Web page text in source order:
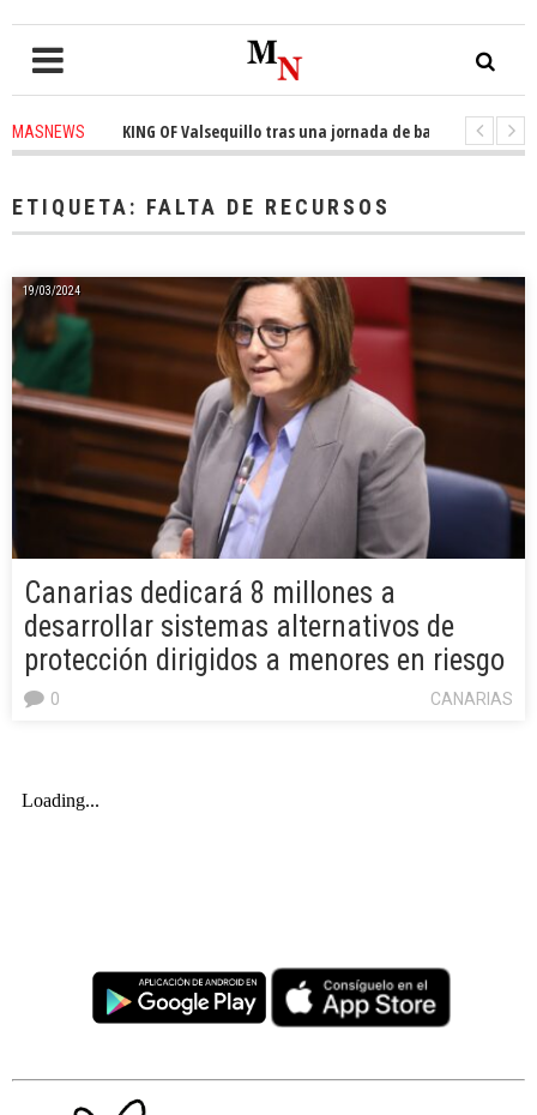
MASNEWS
de THE KING OF Valsequillo tras una jornada de baloncesto urbano de
ETIQUETA: FALTA DE RECURSOS
19/03/2024
Canarias dedicará 8 millones a
desarrollar sistemas alternativos de
protección dirigidos a menores en riesgo
CANARIAS
0